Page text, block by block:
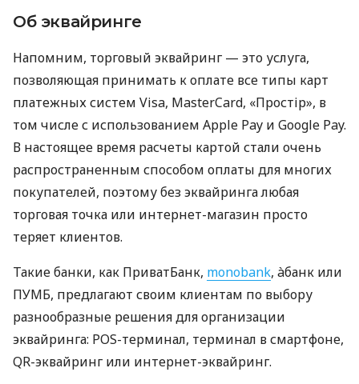
Об эквайринге
Напомним, торговый эквайринг — это услуга,
позволяющая принимать к оплате все типы карт
платежных систем Visa, MasterCard, «Простір», в
том числе с использованием Apple Pay и Google Pay.
В настоящее время расчеты картой стали очень
распространенным способом оплаты для многих
покупателей, поэтому без эквайринга любая
торговая точка или интернет-магазин просто
теряет клиентов.
Такие банки, как ПриватБанк, monobank, àбанк или
ПУМБ, предлагают своим клиентам по выбору
разнообразные решения для организации
эквайринга: POS-терминал, терминал в смартфоне,
QR-эквайринг или интернет-эквайринг.